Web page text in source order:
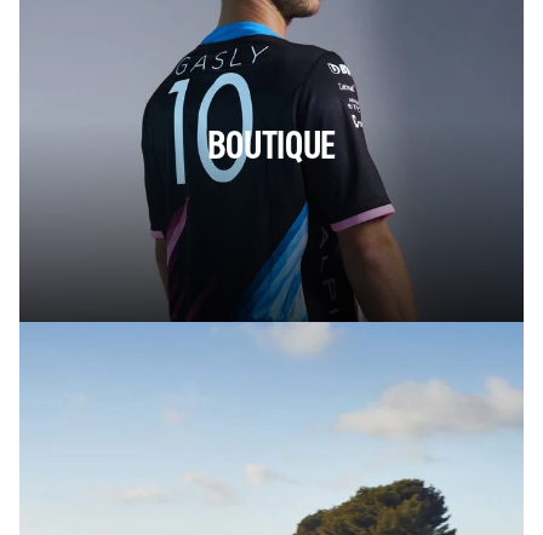
BOUTIQUE